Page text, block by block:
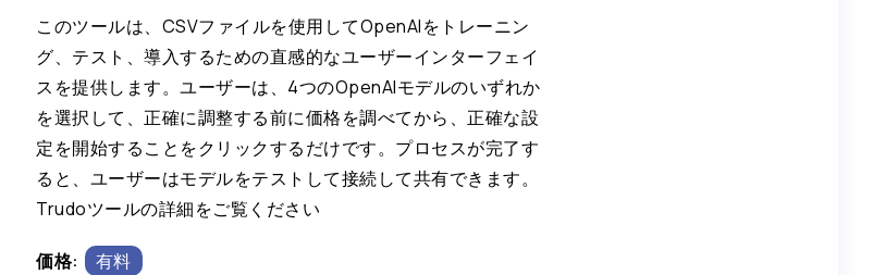
このツールは、CSVファイルを使用してOpenAIをトレーニン
グ、テスト、導入するための直感的なユーザーインターフェイ
スを提供します。ユーザーは、4つのOpenAIモデルのいずれか
を選択して、正確に調整する前に価格を調べてから、正確な設
定を開始することをクリックするだけです。プロセスが完了す
ると、ユーザーはモデルをテストして接続して共有できます。
Trudoツールの詳細をご覧ください
価格:
有料